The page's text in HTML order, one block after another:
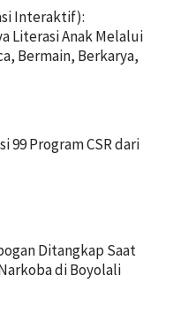
Interaktif):
Literasi Anak Melalui
Bermain, Berkarya,
99 Program CSR dari
Ditangkap Saat
di Boyolali